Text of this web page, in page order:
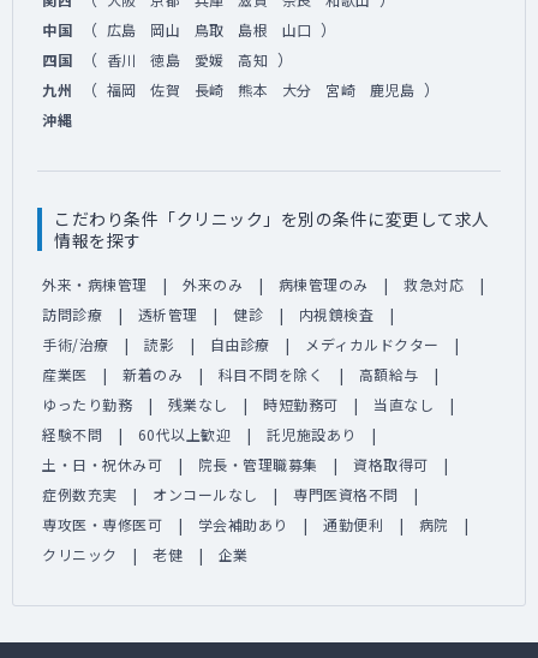
中国 （ 広島 岡山 鳥取 島根 山口 ）
四国 （ 香川 徳島 愛媛 高知 ）
九州 （ 福岡 佐賀 長崎 熊本 大分 宮崎 鹿児島 ）
沖縄
こだわり条件「クリニック」を別の条件に変更して求人
情報を探す
外来・病棟管理 外来のみ 病棟管理のみ
救急対応
訪問診療
透析管理 健診
内視鏡検査
手術/治療
読影 自由診療
メディカルドクター
産業医
新着のみ 科目不問を除く
高額給与
ゆったり勤務
残業なし 時短勤務可
当直なし
経験不問
60代以上歓迎
託児施設あり
土・日・祝休み可
院長・管理職募集
資格取得可
症例数充実
オンコールなし
専門医資格不問
専攻医・専修医可
学会補助あり 通勤便利
病院
クリニック
老健 企業